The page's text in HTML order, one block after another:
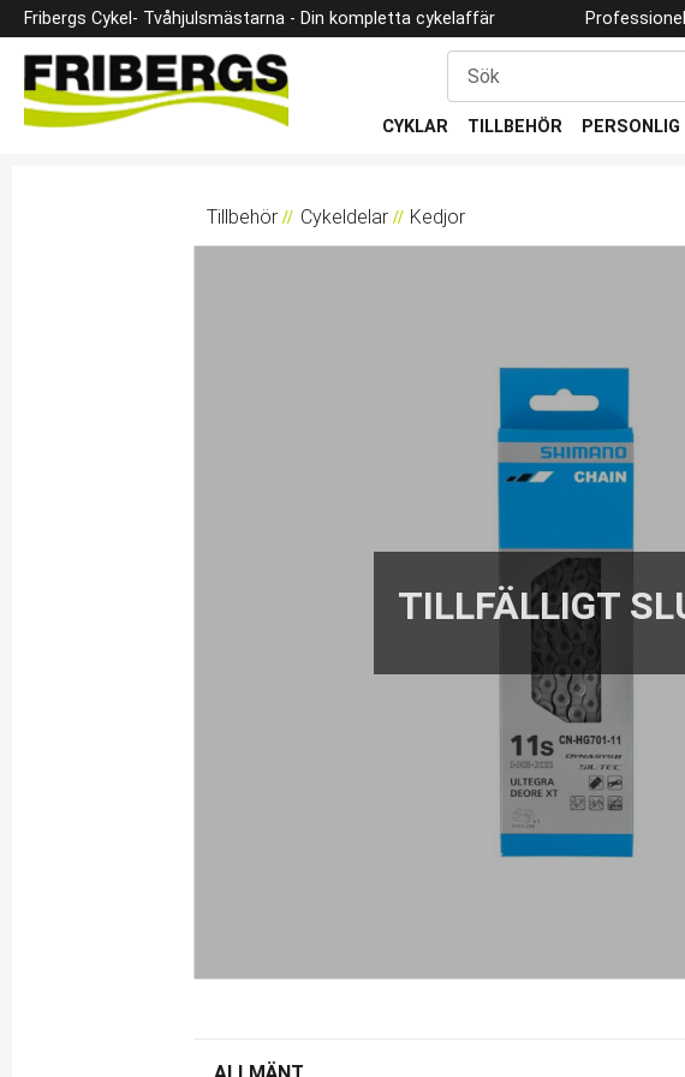
Fribergs Cykel - Tvåhjulsmästarna - Din kompletta cykelaffär
CYKLAR TILLBEHÖR
Tillbehör Cykeldelar Kedjor
ALLMÄNT